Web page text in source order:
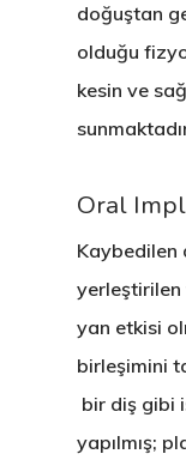
doğuştan
olduğu
kesin ve
Oral
Kaybedilen
yan etkisi
birleşimini
bir diş gibi
yapılmış;